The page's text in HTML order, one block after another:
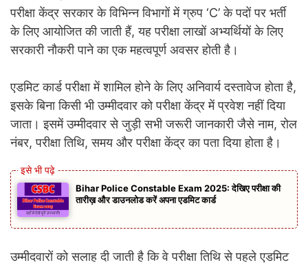
परीक्षा केंद्र सरकार के विभिन्न विभागों में ग्रुप ‘C’ के पदों पर भर्ती
के लिए आयोजित की जाती हैं, यह परीक्षा लाखों अभ्यर्थियों के लिए
सरकारी नौकरी पाने का एक महत्वपूर्ण अवसर होती है।
एडमिट कार्ड परीक्षा में शामिल होने के लिए अनिवार्य दस्तावेज होता है,
इसके बिना किसी भी उम्मीदवार को परीक्षा केंद्र में प्रवेश नहीं दिया
जाता। इसमें उम्मीदवार से जुड़ी सभी जरूरी जानकारी जैसे नाम, रोल
नंबर, परीक्षा तिथि, समय और परीक्षा केंद्र का पता दिया होता है।
Bihar Police Constable Exam 2025: देखिए परीक्षा की
तारीख़ और डाउनलोड करें अपना एडमिट कार्ड
उम्मीदवारों को सलाह दी जाती है कि वे परीक्षा तिथि से पहले एडमिट